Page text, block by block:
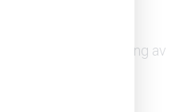
tre saker: mätning av
och
ger teamet en